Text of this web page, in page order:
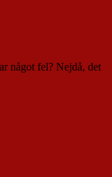
något fel? Nejdå, det